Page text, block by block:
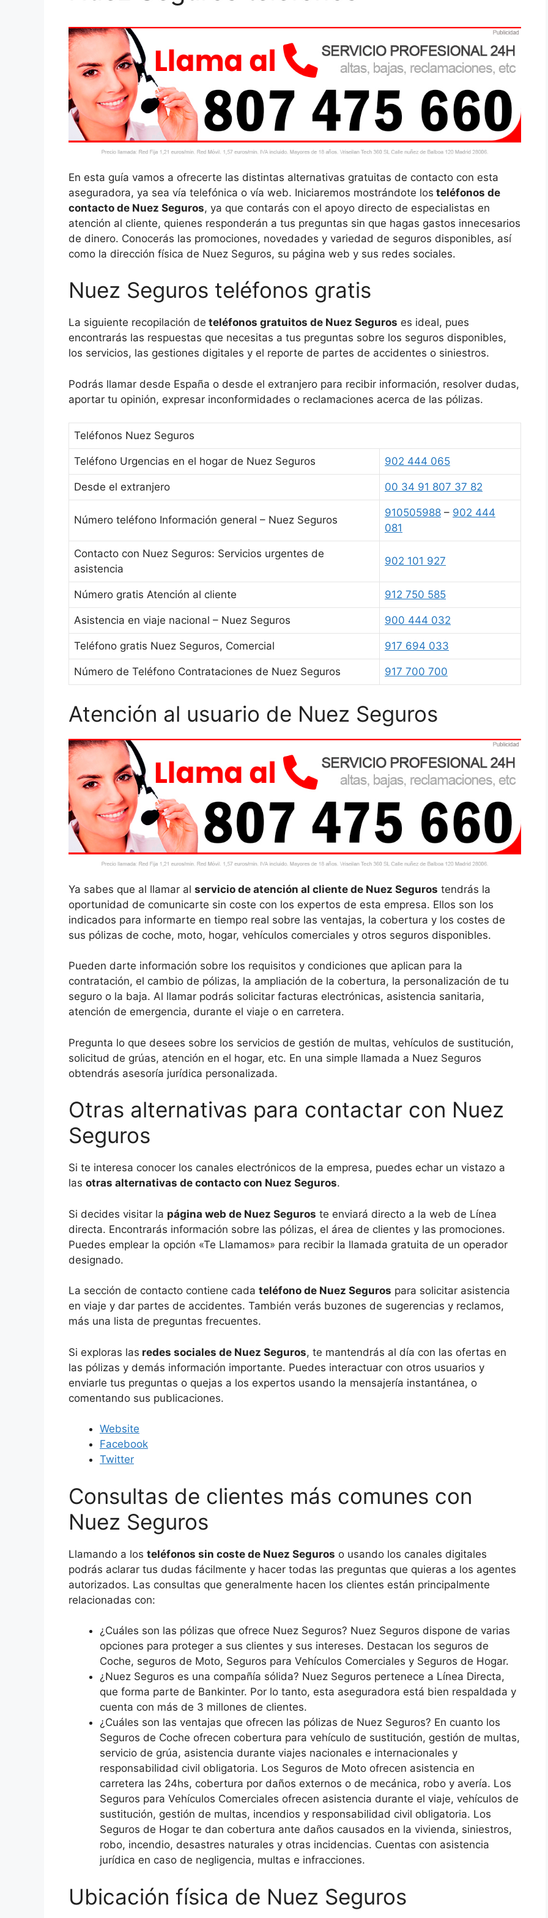
En esta guía vamos a ofrecerte las distintas alternativas gratuitas de contacto con esta
aseguradora, ya sea vía telefónica o vía web. Iniciaremos mostrándote los teléfonos de
contacto de Nuez Seguros, ya que contarás con el apoyo directo de especialistas en
atención al cliente, quienes responderán a tus preguntas sin que hagas gastos innecesarios
de dinero. Conocerás las promociones, novedades y variedad de seguros disponibles, así
como la dirección física de Nuez Seguros, su página web y sus redes sociales.
Nuez Seguros teléfonos gratis
La siguiente recopilación de teléfonos gratuitos de Nuez Seguros es ideal, pues
encontrarás las respuestas que necesitas a tus preguntas sobre los seguros disponibles,
los servicios, las gestiones digitales y el reporte de partes de accidentes o siniestros.
Podrás llamar desde España o desde el extranjero para recibir información, resolver dudas,
aportar tu opinión, expresar inconformidades o reclamaciones acerca de las pólizas.
Teléfonos Nuez Seguros
Teléfono Urgencias en el hogar de Nuez Seguros 902 444 065
Desde el extranjero 00 34 91 807 37 82
Número teléfono Información general – Nuez Seguros
910505988 – 902 444
081
Contacto con Nuez Seguros: Servicios urgentes de
asistencia
902 101 927
Número gratis Atención al cliente 912 750 585
Asistencia en viaje nacional – Nuez Seguros 900 444 032
Teléfono gratis Nuez Seguros, Comercial 917 694 033
Número de Teléfono Contrataciones de Nuez Seguros 917 700 700
Atención al usuario de Nuez Seguros
Ya sabes que al llamar al servicio de atención al cliente de Nuez Seguros tendrás la
oportunidad de comunicarte sin coste con los expertos de esta empresa. Ellos son los
indicados para informarte en tiempo real sobre las ventajas, la cobertura y los costes de
sus pólizas de coche, moto, hogar, vehículos comerciales y otros seguros disponibles.
Pueden darte información sobre los requisitos y condiciones que aplican para la
contratación, el cambio de pólizas, la ampliación de la cobertura, la personalización de tu
seguro o la baja. Al llamar podrás solicitar facturas electrónicas, asistencia sanitaria,
atención de emergencia, durante el viaje o en carretera.
Pregunta lo que desees sobre los servicios de gestión de multas, vehículos de sustitución,
solicitud de grúas, atención en el hogar, etc. En una simple llamada a Nuez Seguros
obtendrás asesoría jurídica personalizada.
Otras alternativas para contactar con Nuez
Seguros
Si te interesa conocer los canales electrónicos de la empresa, puedes echar un vistazo a
las otras alternativas de contacto con Nuez Seguros.
Si decides visitar la página web de Nuez Seguros te enviará directo a la web de Línea
directa. Encontrarás información sobre las pólizas, el área de clientes y las promociones.
Puedes emplear la opción «Te Llamamos» para recibir la llamada gratuita de un operador
designado.
La sección de contacto contiene cada teléfono de Nuez Seguros para solicitar asistencia
en viaje y dar partes de accidentes. También verás buzones de sugerencias y reclamos,
más una lista de preguntas frecuentes.
Si exploras las redes sociales de Nuez Seguros, te mantendrás al día con las ofertas en
las pólizas y demás información importante. Puedes interactuar con otros usuarios y
enviarle tus preguntas o quejas a los expertos usando la mensajería instantánea, o
comentando sus publicaciones.
Website
Facebook
Twitter
Consultas de clientes más comunes con
Nuez Seguros
Llamando a los teléfonos sin coste de Nuez Seguros o usando los canales digitales
podrás aclarar tus dudas fácilmente y hacer todas las preguntas que quieras a los agentes
autorizados. Las consultas que generalmente hacen los clientes están principalmente
relacionadas con:
¿Cuáles son las pólizas que ofrece Nuez Seguros? Nuez Seguros dispone de varias
opciones para proteger a sus clientes y sus intereses. Destacan los seguros de
Coche, seguros de Moto, Seguros para Vehículos Comerciales y Seguros de Hogar.
¿Nuez Seguros es una compañía sólida? Nuez Seguros pertenece a Línea Directa,
que forma parte de Bankinter. Por lo tanto, esta aseguradora está bien respaldada y
cuenta con más de 3 millones de clientes.
¿Cuáles son las ventajas que ofrecen las pólizas de Nuez Seguros? En cuanto los
Seguros de Coche ofrecen cobertura para vehículo de sustitución, gestión de multas,
servicio de grúa, asistencia durante viajes nacionales e internacionales y
responsabilidad civil obligatoria. Los Seguros de Moto ofrecen asistencia en
carretera las 24hs, cobertura por daños externos o de mecánica, robo y avería. Los
Seguros para Vehículos Comerciales ofrecen asistencia durante el viaje, vehículos de
sustitución, gestión de multas, incendios y responsabilidad civil obligatoria. Los
Seguros de Hogar te dan cobertura ante daños causados en la vivienda, siniestros,
robo, incendio, desastres naturales y otras incidencias. Cuentas con asistencia
jurídica en caso de negligencia, multas e infracciones.
Ubicación física de Nuez Seguros